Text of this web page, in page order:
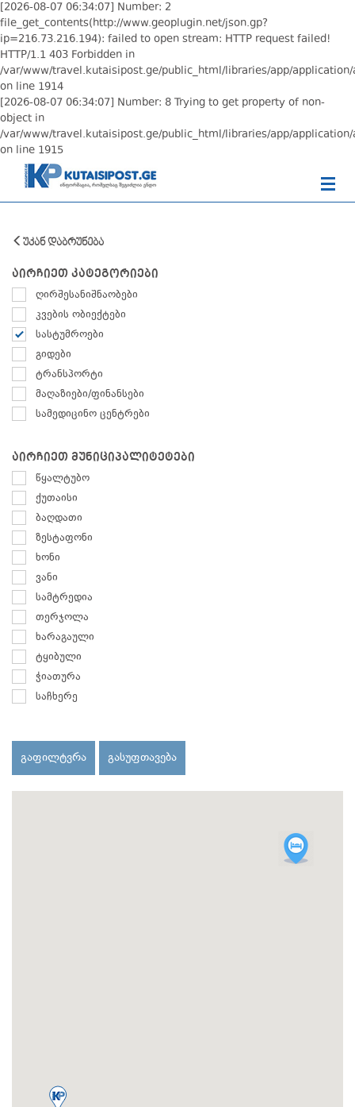
[2026-08-07 06:34:07] Number: 2
file_get_contents(http://www.geoplugin.net/json.gp?
ip=216.73.216.194): failed to open stream: HTTP request failed!
HTTP/1.1 403 Forbidden in
/var/www/travel.kutaisipost.ge/public_html/libraries/app/
on line 1914
[2026-08-07 06:34:07] Number: 8 Trying to get property of non-
object in
/var/www/travel.kutaisipost.ge/public_html/libraries/app/
on line 1915
უკან დაბრუნება
აირჩიეთ კატეგორიები
ღირშესანიშნაობები
კვების ობიექტები
სასტუმროები
გიდები
ტრანსპორტი
მაღაზიები/ფინანსები
სამედიცინო ცენტრები
აირჩიეთ მუნიციპალიტეტები
წყალტუბო
ქუთაისი
ბაღდათი
ზესტაფონი
ხონი
ვანი
სამტრედია
თერჯოლა
ხარაგაული
ტყიბული
ჭიათურა
საჩხერე
გაფილტვრა გასუფთავება